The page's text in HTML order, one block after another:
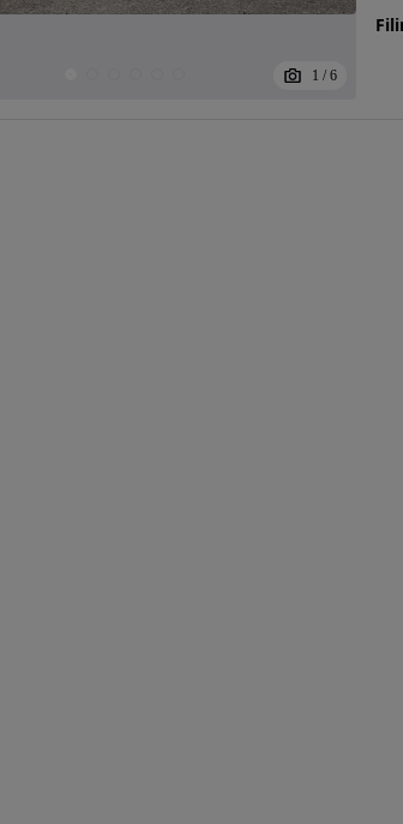
Possibilidade de
1 / 6